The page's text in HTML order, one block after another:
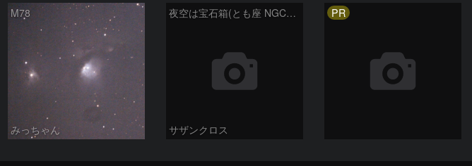
M78
みっちゃん
夜空は宝石箱(とも座 NGC2438) Seestar50
サザンクロス
PR